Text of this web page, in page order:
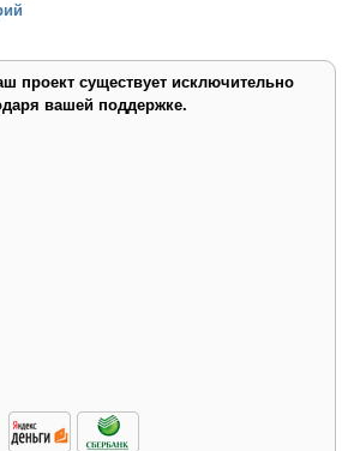
проект существует исключительно
вашей поддержке.